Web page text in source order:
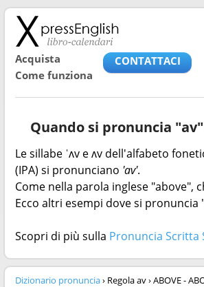
Acquista
Come funziona
CONTATTACI
Quando si pronuncia
Le sillabe ˈʌv e ʌv dell'alfabeto
(IPA) si pronunciano 'av'.
Come nella parola inglese "above",
Ecco altri esempi dove si pronuncia
Scopri di più sulla Pronuncia Scritta
Dizionario pronuncia› Regola av › ABOVE -